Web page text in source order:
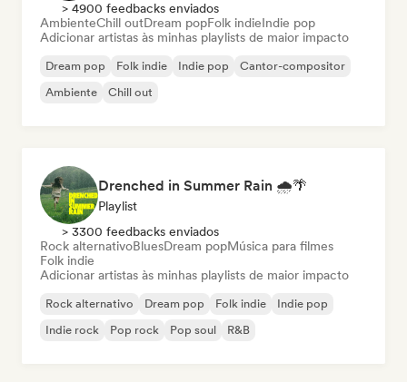
> 4900 feedbacks enviados
AmbienteChill outDream popFolk indieIndie pop
Adicionar artistas às minhas playlists de maior impacto
Dream pop Folk indie Indie pop
Cantor-compositor
Ambiente
Chill out
Drenched in Summer Rain 🌧️🌴
Playlist
> 3300 feedbacks enviados
Rock alternativoBluesDream popMúsica para filmes
Folk indie
Adicionar artistas às minhas playlists de maior impacto
Rock alternativo Dream pop Folk indie
Indie pop
Indie rock
Pop rock Pop soul R&B